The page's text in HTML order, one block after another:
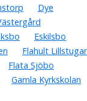
Dye
Eskilsbo
Flahult
Flata Sjöbo
Gamla Kyrkskolan